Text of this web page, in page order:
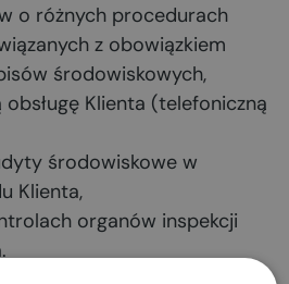
o różnych procedurach
z obowiązkiem
środowiskowych,
Klienta (telefoniczną
środowiskowe w
Klienta,
organów inspekcji